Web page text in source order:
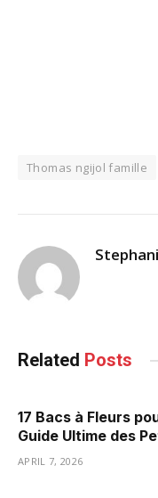
Thomas ngijol famille
Related Posts
17 Bacs à Fleurs
Guide Ultime des
APRIL 7, 2026